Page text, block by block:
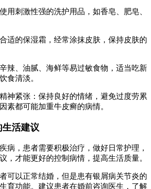
用刺激性强的洗护用品，如香皂、肥皂、
适的保湿霜，经常涂抹皮肤，保持皮肤的
辣、油腻、海鲜等易过敏食物，适当吃新
食清淡。
神紧张：保持良好的情绪，避免过度劳累
素都可能加重牛皮癣的病情。
活建议
病，患者需要积极治疗，做好日常护理，
，才能更好的控制病情，提高生活质量。
可以正常结婚，但是患有银屑病关节炎的
育功能。建议患者在婚前咨询医生，了解